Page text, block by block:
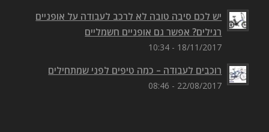
יש לכם סיבה טובה לא לרכב לעבודה על אופניים
רגילים? אפשר גם אופניים חשמליים
18/11/2017 - 10:34
רוכבים לעבודה – כמה טיפים לפני שמתחילים
22/08/2017 - 08:46